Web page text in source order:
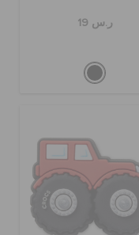
ر.س 19